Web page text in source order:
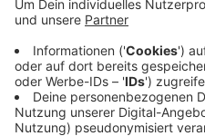
Prozent. Das tue der
Entwicklungsagentur.
Besucher für unsere
Radwege auf alten
Fahrradtouristen aus